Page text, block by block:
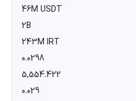
46M USDT
2B
243M IRT
0.0298
5,554.422
0.029